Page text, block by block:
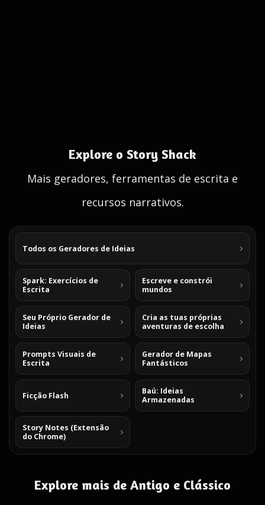
Explore o Story Shack
Mais geradores, ferramentas de escrita e
recursos narrativos.
Todos os Geradores de Ideias
Spark: Exercícios de
Escrita
Escreve e constrói
mundos
Seu Próprio Gerador de
Ideias
Cria as tuas próprias
aventuras de escolha
Prompts Visuais de
Escrita
Gerador de Mapas
Fantásticos
Ficção Flash
Baú: Ideias
Armazenadas
Story Notes (Extensão
do Chrome)
Explore mais de Antigo e Clássico